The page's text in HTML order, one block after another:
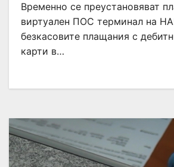
Временно се преустановяват
виртуален ПОС терминал на
безкасовите плащания с
карти в…